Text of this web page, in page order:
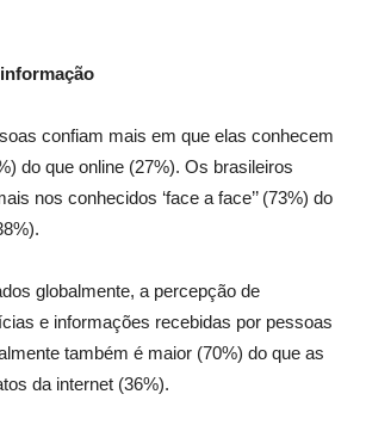
confiam mais em que elas conhecem
do que online (27%). Os brasileiros
nos conhecidos ‘face a face’’ (73%) do
globalmente, a percepção de
e informações recebidas por pessoas
também é maior (70%) do que as
da internet (36%).